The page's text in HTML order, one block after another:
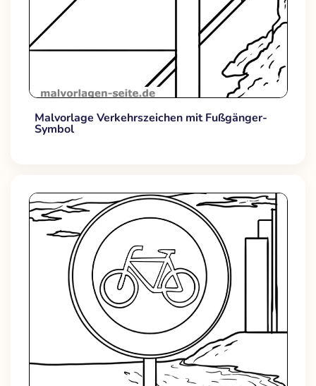
Malvorlage Verkehrszeichen mit Fußgänger-
Symbol